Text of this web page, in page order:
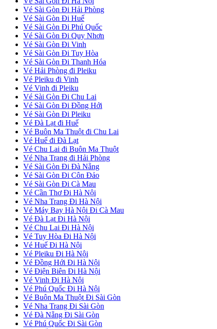
Vé Sài Gòn Đi Hải Phòng
Vé Sài Gòn Đi Huế
Vé Sài Gòn Đi Phú Quốc
Vé Sài Gòn Đi Quy Nhơn
Vé Sài Gòn Đi Vinh
Vé Sài Gòn Đi Tuy Hòa
Vé Sài Gòn Đi Thanh Hóa
Vé Hải Phòng đi Pleiku
Vé Pleiku đi Vinh
Vé Vinh đi Pleiku
Vé Sài Gòn Đi Chu Lai
Vé Sài Gòn Đi Đồng Hới
Vé Sài Gòn Đi Pleiku
Vé Đà Lạt đi Huế
Vé Buôn Ma Thuột đi Chu Lai
Vé Huế đi Đà Lạt
Vé Chu Lai đi Buôn Ma Thuột
Vé Nha Trang đi Hải Phòng
Vé Sài Gòn Đi Đà Nẵng
Vé Sài Gòn Đi Côn Đảo
Vé Sài Gòn Đi Cà Mau
Vé Cần Thơ Đi Hà Nội
Vé Nha Trang Đi Hà Nội
Vé Máy Bay Hà Nội Đi Cà Mau
Vé Đà Lạt Đi Hà Nội
Vé Chu Lai Đi Hà Nội
Vé Tuy Hòa Đi Hà Nội
Vé Huế Đi Hà Nội
Vé Pleiku Đi Hà Nội
Vé Đồng Hới Đi Hà Nội
Vé Điện Biên Đi Hà Nội
Vé Vinh Đi Hà Nội
Vé Phú Quốc Đi Hà Nội
Vé Buôn Ma Thuột Đi Sài Gòn
Vé Nha Trang Đi Sài Gòn
Vé Đà Nẵng Đi Sài Gòn
Vé Phú Quốc Đi Sài Gòn